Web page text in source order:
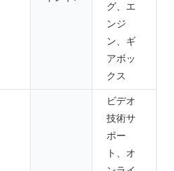
グ、エ
ンジ
ン、ギ
アボッ
クス
ビデオ
技術サ
ポー
ト、オ